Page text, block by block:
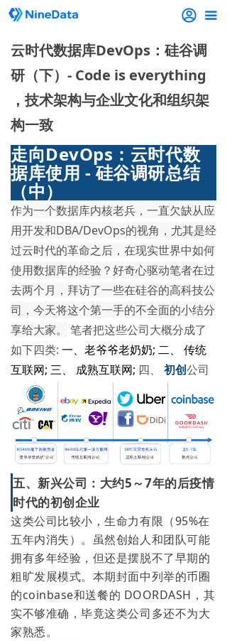
끀
云时代数据库DevOps：硅谷调
研（下）- Code is everything
，技术架构与企业文化和组织架
构一致
走向DevOps：云时代数
据库使用 - 硅谷调研总结
（中）
作为一个数据库内核老兵，一直欠缺从应
用开发和DBA/DevOps的视角，尤其是经
过云时代的革命之后，在现实世界中如何
使用数据库的经验？好奇心驱动笔者在过
去两个月，拜访了一些在硅谷的高科技公
司，今天将这个第一手的不全面的小结分
享给大家。
笔者把这些公司大概分成了
如下四类: 一、老爷爷老奶奶; 二、 传统
互联网; 三、 成熟互联网; 四、 初创公司
五、新兴公司：大约5～7年的后疫情
时代的初创企业
这类公司比较小，生命力有限（95%在
五年内消失）。虽然创始人和团队可能
拥有多年经验，但还是摆脱不了早期的
粗旷发展模式。本期封面中列举的币圈
的coinbase和送餐的 DOORDASH，其
实不够准确，毕竟这类公司多还不为大
家熟悉。